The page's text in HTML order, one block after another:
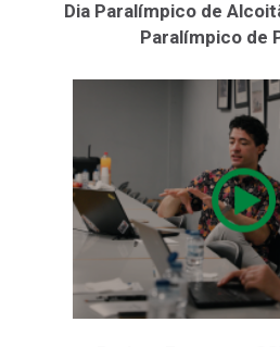
Dia Paralímpico de
Paralímpico de